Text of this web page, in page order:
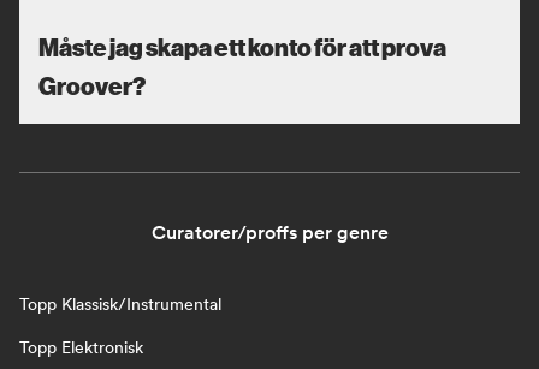
Måste jag skapa ett konto för att prova
Groover?
Curatorer/proffs per genre
Topp Klassisk/Instrumental
Topp Elektronisk